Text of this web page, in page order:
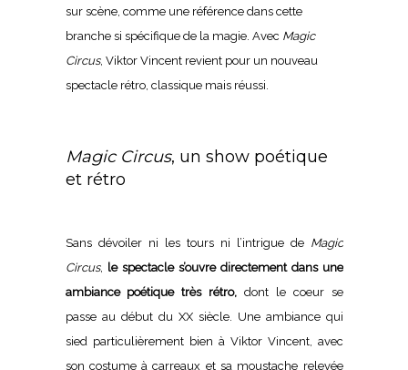
sur scène, comme une référence dans cette
branche si spécifique de la magie. Avec Magic
Circus, Viktor Vincent revient pour un nouveau
spectacle rétro, classique mais réussi.
Magic Circus, un show poétique
et rétro
Sans dévoiler ni les tours ni l’intrigue de Magic
Circus, le spectacle s’ouvre directement dans une
ambiance poétique très rétro, dont le coeur se
passe au début du XX siècle. Une ambiance qui
sied particulièrement bien à Viktor Vincent, avec
son costume à carreaux et sa moustache relevée